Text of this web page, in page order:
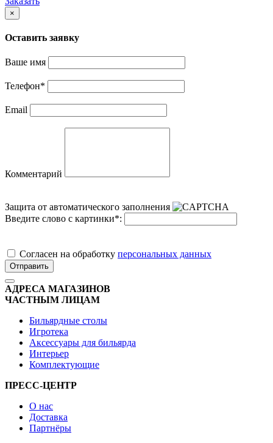
×
Оставить заявку
Ваше имя
Телефон*
Email
Комментарий
Защита от автоматического заполнения
Введите слово с картинки*:
Cогласен на обработку персональных данных
Отправить
АДРЕСА МАГАЗИНОВ
ЧАСТНЫМ ЛИЦАМ
Бильярдные столы
Игротека
Аксессуары для бильярда
Интерьер
Комплектующие
ПРЕСС-ЦЕНТР
О нас
Доставка
Партнёры